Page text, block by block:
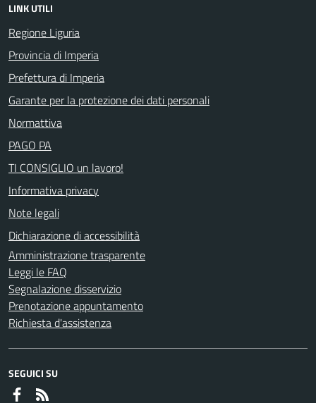
LINK UTILI
Regione Liguria
Provincia di Imperia
Prefettura di Imperia
Garante per la protezione dei dati personali
Normattiva
PAGO PA
TI CONSIGLIO un lavoro!
Informativa privacy
Note legali
Dichiarazione di accessibilità
Amministrazione trasparente
Leggi le FAQ
Segnalazione disservizio
Prenotazione appuntamento
Richiesta d'assistenza
SEGUICI SU